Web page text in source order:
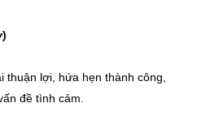
lợi, hứa hẹn thành công,
đề tình cảm.